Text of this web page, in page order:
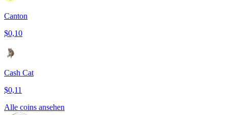
Canton
$0,10
Cash Cat
$0,11
Alle coins ansehen